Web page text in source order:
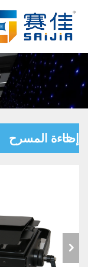
إضاءة المسرح